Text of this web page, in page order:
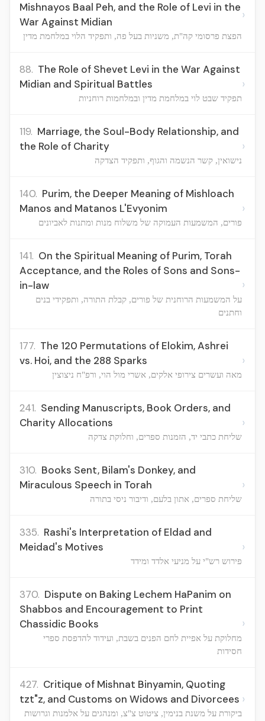
Mishnayos Baal Peh, and the Role of Levi in the
War Against Midian
הפצת פרסומי קה"ת, משניות בעל פה, ותפקיד הלוי במלחמת מדין
›
88. The Role of Shevet Levi in the War Against
Midian and Spiritual Battles
תפקיד שבט לוי במלחמת מדין ובמלחמות רוחניות
›
119. Marriage, the Soul-Body Relationship, and
the Role of Charity
נישואין, קשר הנשמה והגוף, ותפקיד הצדקה
›
140. Purim, the Deeper Meaning of Mishloach
Manos and Matanos L'Evyonim
פורים, המשמעות העמוקה של משלוח מנות ומתנות לאביונים
›
141. On the Spiritual Meaning of Purim, Torah
Acceptance, and the Roles of Sons and Sons-
in-law
על המשמעות הרוחנית של פורים, קבלת התורה, ותפקידי בנים
וחתנים
›
177. The 120 Permutations of Elokim, Ashrei
vs. Hoi, and the 288 Sparks
מאה ועשרים צירופי אלקים, אשרי מול הוי, ורפ"ח ניצוצין
›
241. Sending Manuscripts, Book Orders, and
Charity Allocations
שליחת כתבי יד, הזמנות ספרים, וחלוקת צדקה
›
310. Books Sent, Bilam's Donkey, and
Miraculous Speech in Torah
שליחת ספרים, אתון בלעם, ודיבור ניסי בתורה
›
335. Rashi's Interpretation of Eldad and
Meidad's Motives
פירוש רש"י על מניעי אלדד ומידד
›
370. Dispute on Baking Lechem HaPanim on
Shabbos and Encouragement to Print
Chassidic Books
מחלוקת על אפיית לחם הפנים בשבת, ועידוד להדפסת ספרי
חסידות
›
427. Critique of Mishnat Binyamin, Quoting
tzt"z, and Customs on Widows and Divorcees
ביקורת על משנת בנימין, ציטוט צ"צ, ומנהגים על אלמנות וגרושות
›